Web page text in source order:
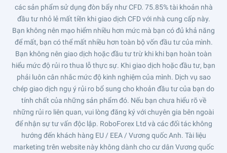
các sản phẩm sử dụng đòn bẩy như CFD. 75.85% tài khoản nhà
đầu tư nhỏ lẻ mất tiền khi giao dịch CFD với nhà cung cấp này.
Bạn không nên mạo hiểm nhiều hơn mức mà bạn có đủ khả năng
để mất, bạn có thể mất nhiều hơn toàn bộ vốn đầu tư của mình.
Bạn không nên giao dịch hoặc đầu tư trừ khi khi bạn hoàn toàn
hiểu mức độ rủi ro thua lỗ thực sự. Khi giao dịch hoặc đầu tư, bạn
phải luôn cân nhắc mức độ kinh nghiệm của mình. Dịch vụ sao
chép giao dịch ngụ ý rủi ro bổ sung cho khoản đầu tư của bạn do
tính chất của những sản phẩm đó. Nếu bạn chưa hiểu rõ về
những rủi ro liên quan, vui lòng đăng ký với chuyên gia bên ngoài
để nhận sự tư vấn độc lập. RoboForex Ltd và các đối tác không
hướng đến khách hàng EU / EEA / Vương quốc Anh. Tài liệu
marketing trên website này không dành cho cư dân Vương quốc